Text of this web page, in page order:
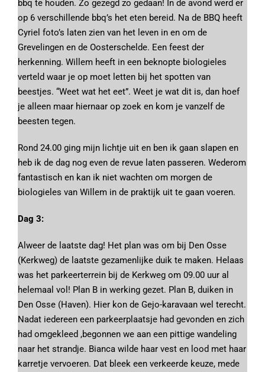
bbq te houden. Zo gezegd zo gedaan! In de avond werd er
op 6 verschillende bbq’s het eten bereid. Na de BBQ heeft
Cyriel foto’s laten zien van het leven in en om de
Grevelingen en de Oosterschelde. Een feest der
herkenning. Willem heeft in een beknopte biologieles
verteld waar je op moet letten bij het spotten van
beestjes. “Weet wat het eet”. Weet je wat dit is, dan hoef
je alleen maar hiernaar op zoek en kom je vanzelf de
beesten tegen.
Rond 24.00 ging mijn lichtje uit en ben ik gaan slapen en
heb ik de dag nog even de revue laten passeren. Wederom
fantastisch en kan ik niet wachten om morgen de
biologieles van Willem in de praktijk uit te gaan voeren.
Dag 3:
Alweer de laatste dag! Het plan was om bij Den Osse
(Kerkweg) de laatste gezamenlijke duik te maken. Helaas
was het parkeerterrein bij de Kerkweg om 09.00 uur al
helemaal vol! Plan B in werking gezet. Plan B, duiken in
Den Osse (Haven). Hier kon de Gejo-karavaan wel terecht.
Nadat iedereen een parkeerplaatsje had gevonden en zich
had omgekleed ,begonnen we aan een pittige wandeling
naar het strandje. Bianca wilde haar vest en lood met haar
karretje vervoeren. Dat bleek een verkeerde keuze, mede